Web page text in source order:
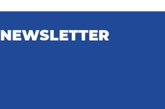
NEWSLETTER